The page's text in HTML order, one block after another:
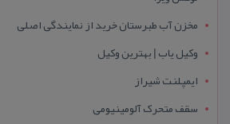
مخزن آب طبرستان خرید از نمایندگی اصلی
وکیل یاب | بهترین وکیل
ایمپلنت شیراز
سقف متحرک آلومینیومی